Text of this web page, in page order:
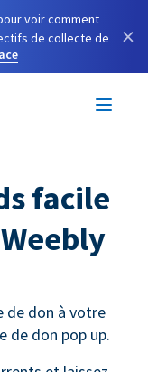
voir comment
de collecte de
×
facile
de don à votre
de don pop up.